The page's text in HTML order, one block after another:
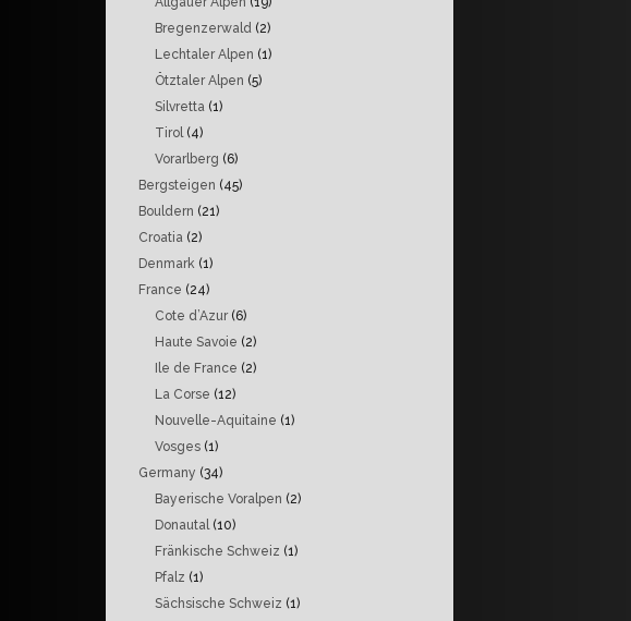
Bregenzerwald (2)
Lechtaler Alpen (1)
Ötztaler Alpen (5)
Silvretta (1)
Tirol(4)
Vorarlberg (6)
Bergsteigen (45)
Bouldern (21)
Croatia (2)
Denmark (1)
France (24)
Cote d’Azur(6)
Haute Savoie (2)
Ile de France (2)
La Corse (12)
Nouvelle-Aquitaine (1)
Vosges (1)
Germany (34)
Bayerische Voralpen (2)
Donautal(10)
Fränkische Schweiz (1)
Pfalz (1)
Sächsische Schweiz (1)